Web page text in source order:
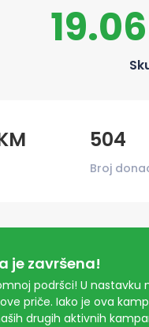
504
Broj
je završena!
podršci! U
priče. Iako je ova
drugih aktivnih